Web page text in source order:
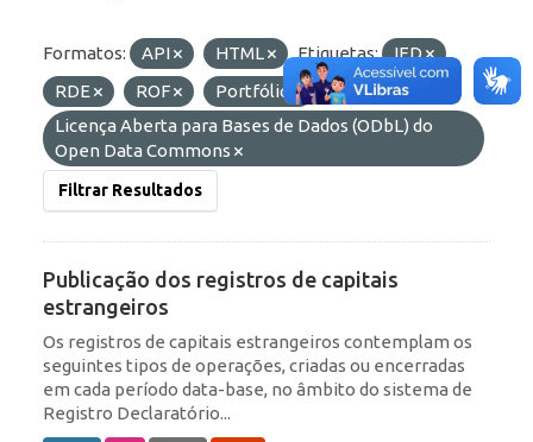
Formatos: API HTML Etiquetas:
IED
RDE
ROF Portfólio
Licenças:
Licença Aberta para Bases de Dados (ODbL) do
Open Data Commons
Filtrar Resultados
Publicação dos registros de capitais
estrangeiros
Os registros de capitais estrangeiros contemplam os
seguintes tipos de operações, criadas ou encerradas
em cada período data-base, no âmbito do sistema de
Registro Declaratório...